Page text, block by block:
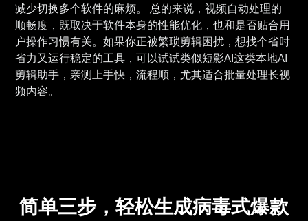
减少切换多个软件的麻烦。 总的来说，视频自动处理的
顺畅度，既取决于软件本身的性能优化，也和是否贴合用
户操作习惯有关。如果你正被繁琐剪辑困扰，想找个省时
省力又运行稳定的工具，可以试试类似短影AI这类本地AI
剪辑助手，亲测上手快，流程顺，尤其适合批量处理长视
频内容。
简单三步，轻松生成病毒式爆款